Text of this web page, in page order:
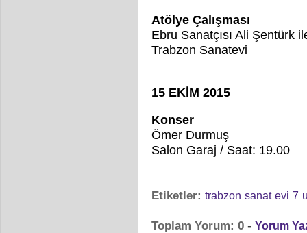
Atölye Çalışması
Ebru Sanatçısı Ali Şentürk
Trabzon Sanatevi
15 EKİM 2015
Konser
Ömer Durmuş
Salon Garaj / Saat: 19.00
Etiketler: trabzon sanat evi 7
Toplam Yorum: 0- Yorum